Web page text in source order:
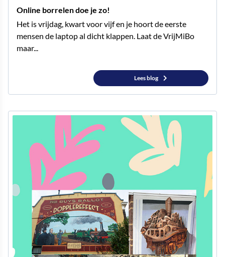
Online borrelen doe je zo!
Het is vrijdag, kwart voor vijf en je hoort de eerste
mensen de laptop al dicht klappen. Laat de VrijMiBo
maar...
Lees blog